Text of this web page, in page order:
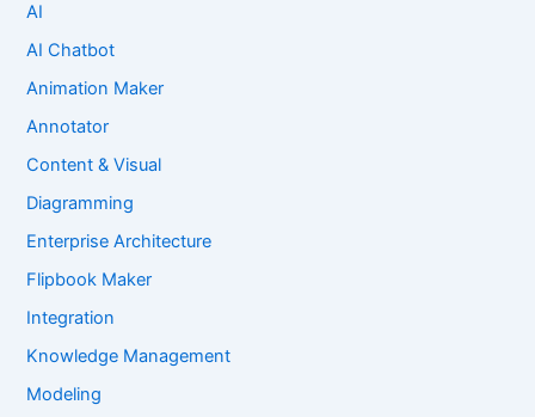
AI
AI Chatbot
Animation Maker
Annotator
Content & Visual
Diagramming
Enterprise Architecture
Flipbook Maker
Integration
Knowledge Management
Modeling